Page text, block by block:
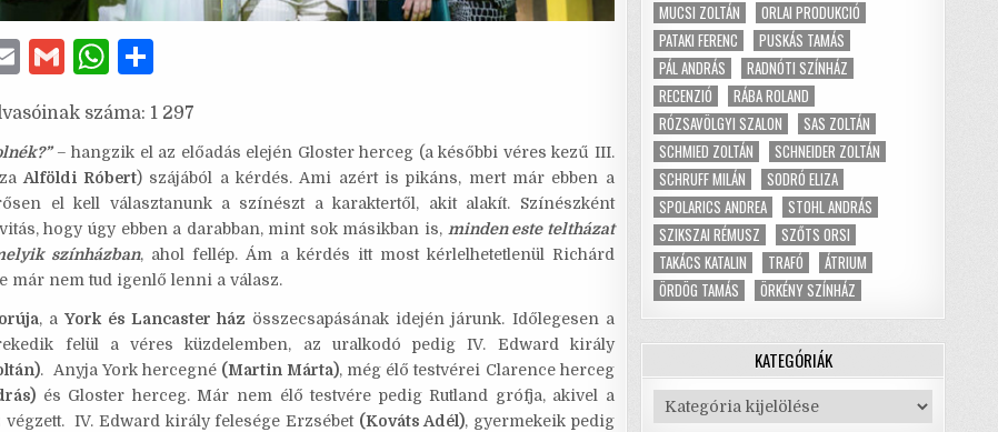
E
ai
l
G
ai
l
W
at
s
A
p
p
S
ar
e
száma: 1 297
– hangzik el az előadás elején Gloster herceg (a későbbi véres kezű III.
Alföldi Róbert) szájából a kérdés. Ami azért is pikáns, mert már ebben a
el kell választanunk a színészt a karaktertől, akit alakít. Színészként
hogy úgy ebben a darabban, mint sok másikban is, minden este teltházat
színházban, ahol fellép. Ám a kérdés itt most kérlelhetetlenül Richárd
már nem tud igenlő lenni a válasz.
, aYork és Lancaster ház összecsapásának idején járunk. Időlegesen a
felül a véres küzdelemben, az uralkodó pedig IV. Edward király
. Anyja York hercegné (Martin Márta), még élő testvérei Clarence herceg
és Gloster herceg. Már nem élő testvére pedig Rutland grófja, akivel a
végzett. IV. Edward király felesége Erzsébet (Kováts Adél), gyermekeik pedig
MUCSI ZOLTÁN
ORLAI PRODUKCIÓ
PATAKI FERENC
PUSKÁS TAMÁS
PÁL ANDRÁS
RADNÓTI SZÍNHÁZ
RECENZIÓ
RÁBA ROLAND
RÓZSAVÖLGYI SZALON
SAS ZOLTÁN
SCHMIED ZOLTÁN
SCHNEIDER ZOLTÁN
SCHRUFF MILÁN
SODRÓ ELIZA
SPOLARICS ANDREA
STOHL ANDRÁS
SZIKSZAI RÉMUSZ
SZŐTS ORSI
TAKÁCS KATALIN
TRAFÓ
ÁTRIUM
ÖRDÖG TAMÁS
ÖRKÉNY SZÍNHÁZ
KATEGÓRIÁK
Kategóriák